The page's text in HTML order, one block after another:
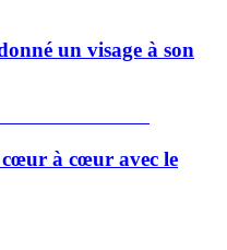
un visage à son
à cœur avec le